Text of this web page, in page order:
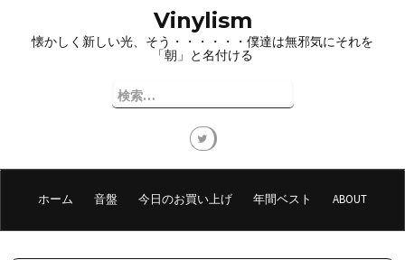
プ
Vinylism
懐かしく新しい光、そう・・・・・・僕達は無邪気にそれを
「朝」と名付ける
検
索:
ホーム 音盤 今日のお買い上げ 年間ベスト ABOUT